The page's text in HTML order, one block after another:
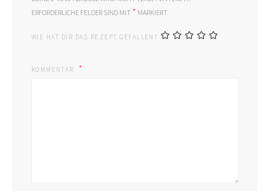
ERFORDERLICHE FELDER SIND MIT * MARKIERT
WIE HAT DIR DAS REZEPT GEFALLEN?
KOMMENTAR